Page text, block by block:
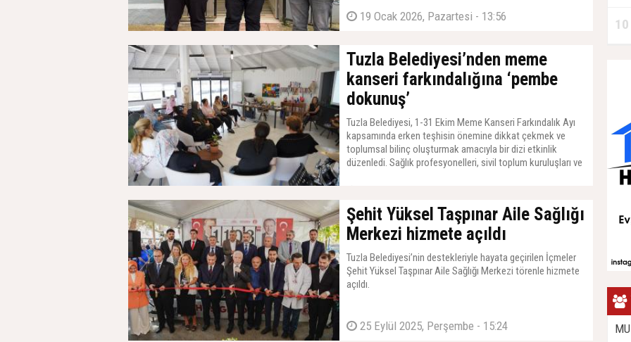
19 Ocak 2026, Pazartesi - 13:56
Tuzla Belediyesi’nden meme
kanseri farkındalığına ‘pembe
dokunuş’
Tuzla Belediyesi, 1-31 Ekim Meme Kanseri Farkındalık Ayı
kapsamında erken teşhisin önemine dikkat çekmek ve
toplumsal bilinç oluşturmak amacıyla bir dizi etkinlik
düzenledi. Sağlık profesyonelleri, sivil toplum kuruluşları ve
Şehit Yüksel Taşpınar Aile Sağlığı
Merkezi hizmete açıldı
Tuzla Belediyesi’nin destekleriyle hayata geçirilen İçmeler
Şehit Yüksel Taşpınar Aile Sağlığı Merkezi törenle hizmete
açıldı.
25 Eylül 2025, Perşembe - 15:24
10